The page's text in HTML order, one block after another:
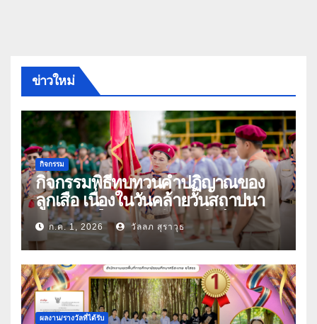
ข่าวใหม่
กิจกรรม
กิจกรรมพิธีทบทวนคำปฏิญาณของ
ลูกเสือ เนื่องในวันคล้ายวันสถาปนา
คณะลูกเสือแห่งชาติ ประจำปี 2569
ก.ค. 1, 2026 วัลลภ สุราวุธ
ผลงาน/รางวัลที่ได้รับ